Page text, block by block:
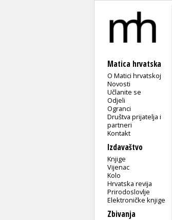
Matica hrvatska
O Matici hrvatskoj
Novosti
Učlanite se
Odjeli
Ogranci
Društva prijatelja i
partneri
Kontakt
Izdavaštvo
Knjige
Vijenac
Kolo
Hrvatska revija
Prirodoslovlje
Elektroničke knjige
Zbivanja